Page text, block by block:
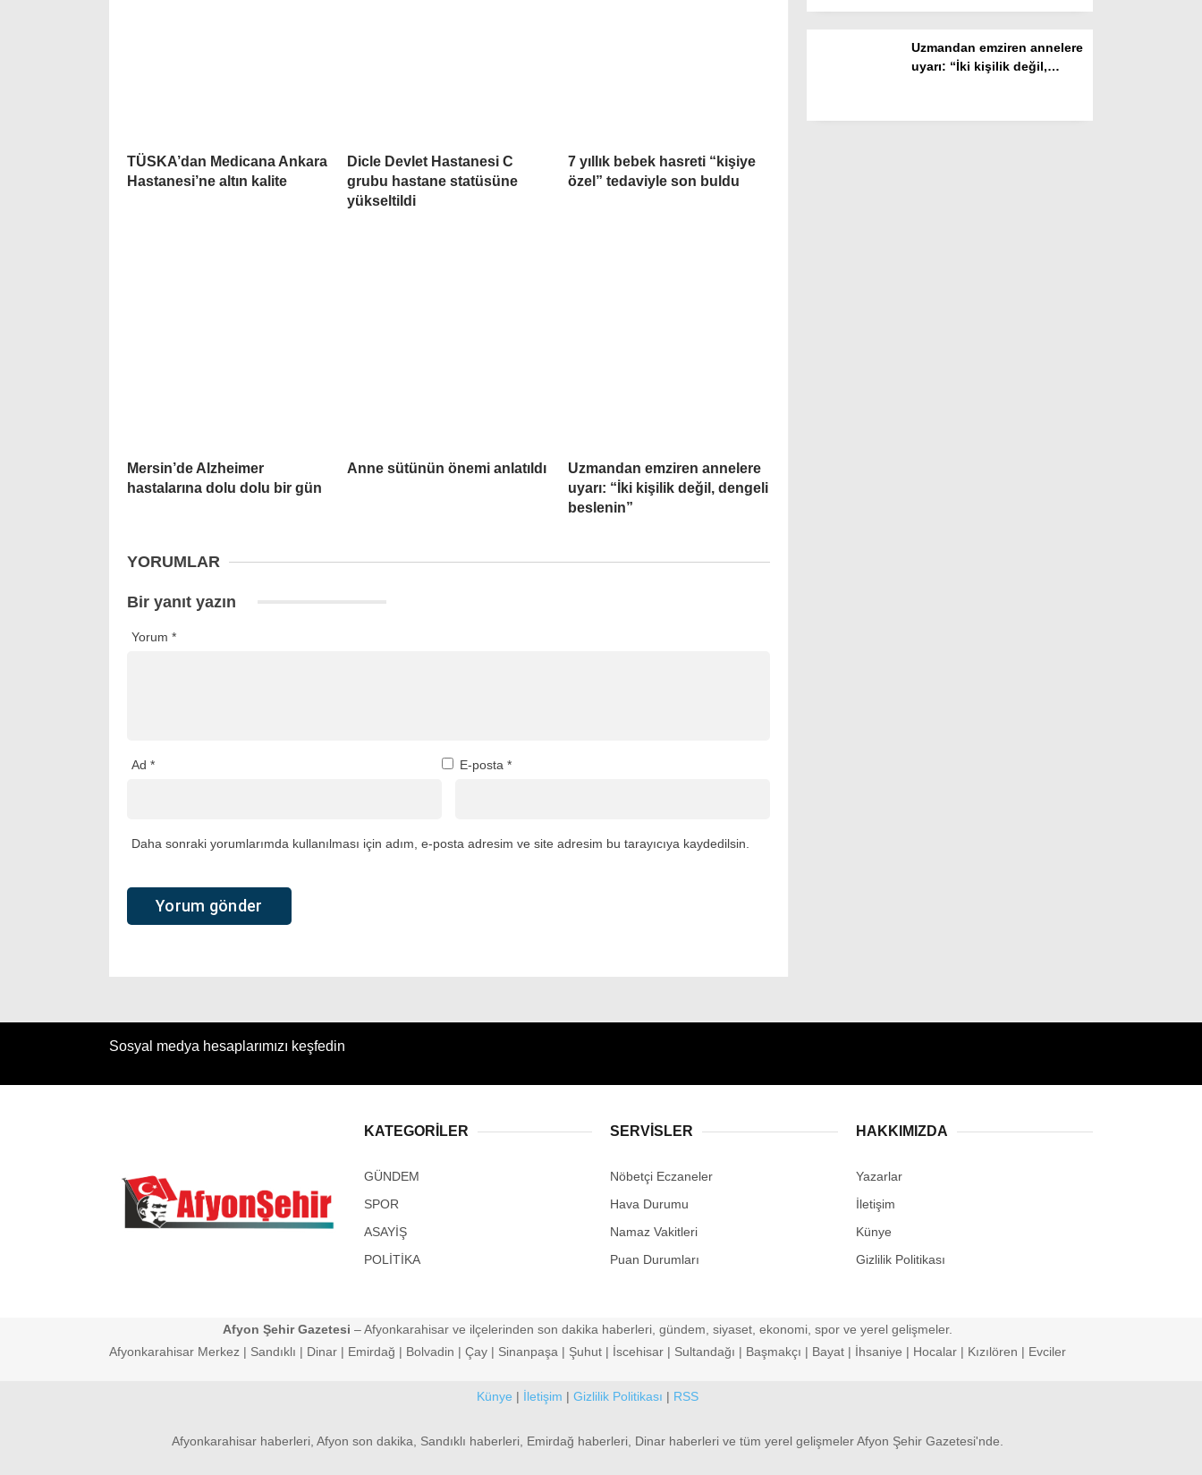
TÜSKA’dan Medicana Ankara
Hastanesi’ne altın kalite
Dicle Devlet Hastanesi C
grubu hastane statüsüne
yükseltildi
7 yıllık bebek hasreti “kişiye
özel” tedaviyle son buldu
Mersin’de Alzheimer
hastalarına dolu dolu bir gün
Anne sütünün önemi anlatıldı
Uzmandan emziren annelere
uyarı: “İki kişilik değil, dengeli
beslenin”
YORUMLAR
Bir yanıt yazın
Yorum *
Ad * E-posta *
Daha sonraki yorumlarımda kullanılması için adım, e-posta adresim ve site adresim bu tarayıcıya kaydedilsin.
Uzmandan emziren annelere
uyarı: “İki kişilik değil,
Sosyal medya hesaplarımızı keşfedin
KATEGORİLER
GÜNDEM
SPOR
ASAYİŞ
POLİTİKA
SERVİSLER
Nöbetçi Eczaneler
Hava Durumu
Namaz Vakitleri
Puan Durumları
HAKKIMIZDA
Yazarlar
İletişim
Künye
Gizlilik Politikası
Afyon Şehir Gazetesi – Afyonkarahisar ve ilçelerinden son dakika haberleri, gündem, siyaset, ekonomi, spor ve yerel gelişmeler.
Afyonkarahisar Merkez | Sandıklı | Dinar | Emirdağ | Bolvadin | Çay | Sinanpaşa | Şuhut | İscehisar | Sultandağı | Başmakçı | Bayat | İhsaniye | Hocalar | Kızılören | Evciler
Künye | İletişim | Gizlilik Politikası | RSS
Afyonkarahisar haberleri, Afyon son dakika, Sandıklı haberleri, Emirdağ haberleri, Dinar haberleri ve tüm yerel gelişmeler Afyon Şehir Gazetesi'nde.